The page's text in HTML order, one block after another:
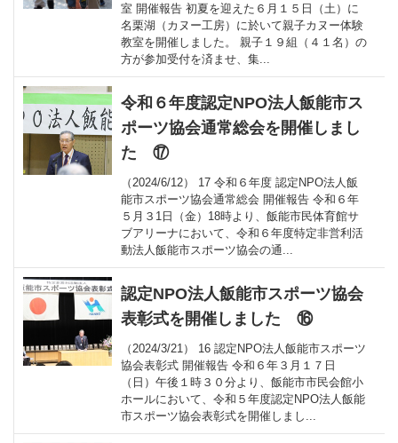
室 開催報告 初夏を迎えた６月１５日（土）に
名栗湖（カヌー工房）に於いて親子カヌー体験
教室を開催しました。 親子１９組（４１名）の
方が参加受付を済ませ、集...
令和６年度認定NPO法人飯能市ス
ポーツ協会通常総会を開催しまし
た ⑰
（2024/6/12） 17 令和６年度 認定NPO法人飯
能市スポーツ協会通常総会 開催報告 令和６年
５月３1日（金）18時より、飯能市民体育館サ
ブアリーナにおいて、令和６年度特定非営利活
動法人飯能市スポーツ協会の通...
認定NPO法人飯能市スポーツ協会
表彰式を開催しました ⑯
（2024/3/21） 16 認定NPO法人飯能市スポーツ
協会表彰式 開催報告 令和６年３月１７日
（日）午後１時３０分より、飯能市市民会館小
ホールにおいて、令和５年度認定NPO法人飯能
市スポーツ協会表彰式を開催しまし...